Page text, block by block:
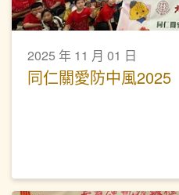
2025 年 11 月 01 日
同仁關愛防中風2025